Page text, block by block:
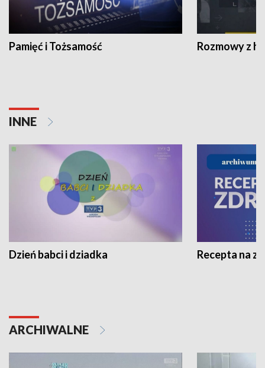
Pamięć i Tożsamość Rozmowy z
INNE
Dzień babci i dziadka Recepta na
ARCHIWALNE